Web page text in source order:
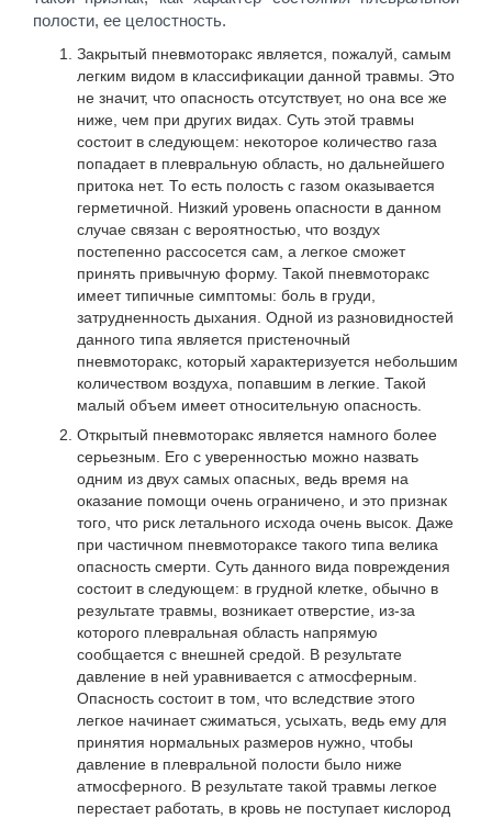
полости, ее целостность.
Закрытый пневмоторакс является, пожалуй, самым
легким видом в классификации данной травмы. Это
не значит, что опасность отсутствует, но она все же
ниже, чем при других видах. Суть этой травмы
состоит в следующем: некоторое количество газа
попадает в плевральную область, но дальнейшего
притока нет. То есть полость с газом оказывается
герметичной. Низкий уровень опасности в данном
случае связан с вероятностью, что воздух
постепенно рассосется сам, а легкое сможет
принять привычную форму. Такой пневмоторакс
имеет типичные симптомы: боль в груди,
затрудненность дыхания. Одной из разновидностей
данного типа является пристеночный
пневмоторакс, который характеризуется небольшим
количеством воздуха, попавшим в легкие. Такой
малый объем имеет относительную опасность.
Открытый пневмоторакс является намного более
серьезным. Его с уверенностью можно назвать
одним из двух самых опасных, ведь время на
оказание помощи очень ограничено, и это признак
того, что риск летального исхода очень высок. Даже
при частичном пневмотораксе такого типа велика
опасность смерти. Суть данного вида повреждения
состоит в следующем: в грудной клетке, обычно в
результате травмы, возникает отверстие, из-за
которого плевральная область напрямую
сообщается с внешней средой. В результате
давление в ней уравнивается с атмосферным.
Опасность состоит в том, что вследствие этого
легкое начинает сжиматься, усыхать, ведь ему для
принятия нормальных размеров нужно, чтобы
давление в плевральной полости было ниже
атмосферного. В результате такой травмы легкое
перестает работать, в кровь не поступает кислород